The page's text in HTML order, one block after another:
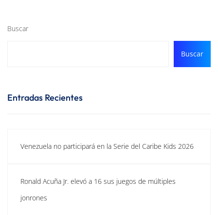
Buscar
Buscar
Entradas Recientes
Venezuela no participará en la Serie del Caribe Kids 2026
Ronald Acuña Jr. elevó a 16 sus juegos de múltiples
jonrones